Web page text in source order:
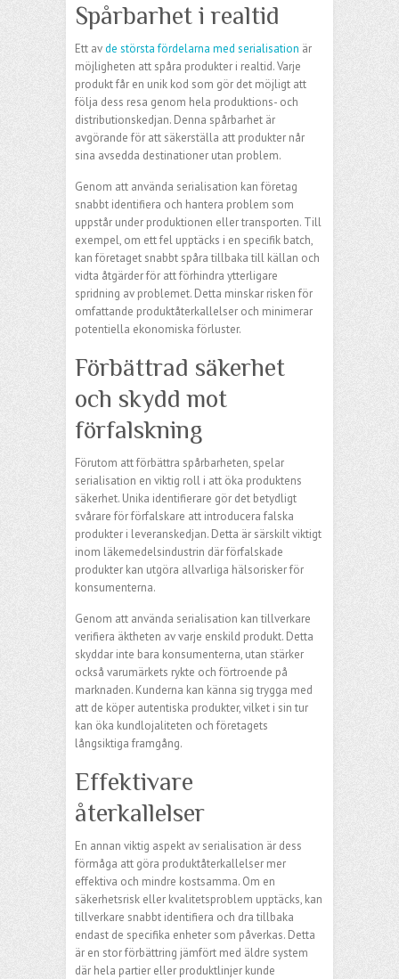
Spårbarhet i realtid
Ett avde största fördelarna med serialisation är
möjligheten att spåra produkter i realtid. Varje
produkt får en unik kod som gör det möjligt att
följa dess resa genom hela produktions- och
distributionskedjan. Denna spårbarhet är
avgörande för att säkerställa att produkter når
sina avsedda destinationer utan problem.
Genom att använda serialisation kan företag
snabbt identifiera och hantera problem som
uppstår under produktionen eller transporten. Till
exempel, om ett fel upptäcks i en specifik batch,
kan företaget snabbt spåra tillbaka till källan och
vidta åtgärder för att förhindra ytterligare
spridning av problemet. Detta minskar risken för
omfattande produktåterkallelser och minimerar
potentiella ekonomiska förluster.
Förbättrad säkerhet
och skydd mot
förfalskning
Förutom att förbättra spårbarheten, spelar
serialisation en viktig roll i att öka produktens
säkerhet. Unika identifierare gör det betydligt
svårare för förfalskare att introducera falska
produkter i leveranskedjan. Detta är särskilt viktigt
inom läkemedelsindustrin där förfalskade
produkter kan utgöra allvarliga hälsorisker för
konsumenterna.
Genom att använda serialisation kan tillverkare
verifiera äktheten av varje enskild produkt. Detta
skyddar inte bara konsumenterna, utan stärker
också varumärkets rykte och förtroende på
marknaden. Kunderna kan känna sig trygga med
att de köper autentiska produkter, vilket i sin tur
kan öka kundlojaliteten och företagets
långsiktiga framgång.
Effektivare
återkallelser
En annan viktig aspekt av serialisation är dess
förmåga att göra produktåterkallelser mer
effektiva och mindre kostsamma. Om en
säkerhetsrisk eller kvalitetsproblem upptäcks, kan
tillverkare snabbt identifiera och dra tillbaka
endast de specifika enheter som påverkas. Detta
är en stor förbättring jämfört med äldre system
där hela partier eller produktlinjer kunde